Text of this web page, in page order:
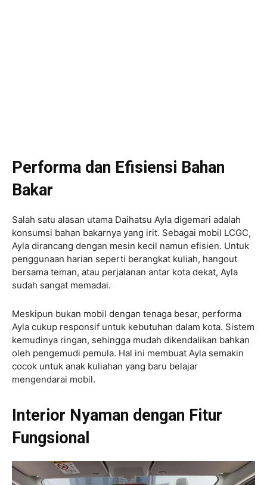
Performa dan Efisiensi Bahan
Bakar
Salah satu alasan utama Daihatsu Ayla digemari adalah
konsumsi bahan bakarnya yang irit. Sebagai mobil LCGC,
Ayla dirancang dengan mesin kecil namun efisien. Untuk
penggunaan harian seperti berangkat kuliah, hangout
bersama teman, atau perjalanan antar kota dekat, Ayla
sudah sangat memadai.
Meskipun bukan mobil dengan tenaga besar, performa
Ayla cukup responsif untuk kebutuhan dalam kota. Sistem
kemudinya ringan, sehingga mudah dikendalikan bahkan
oleh pengemudi pemula. Hal ini membuat Ayla semakin
cocok untuk anak kuliahan yang baru belajar
mengendarai mobil.
Interior Nyaman dengan Fitur
Fungsional